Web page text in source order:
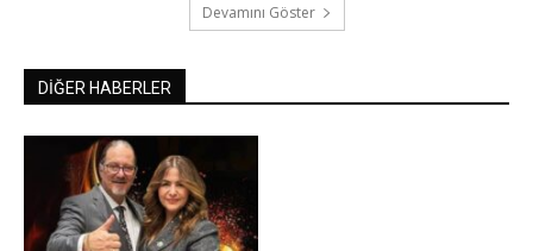
Devamını Göster
DİĞER HABERLER